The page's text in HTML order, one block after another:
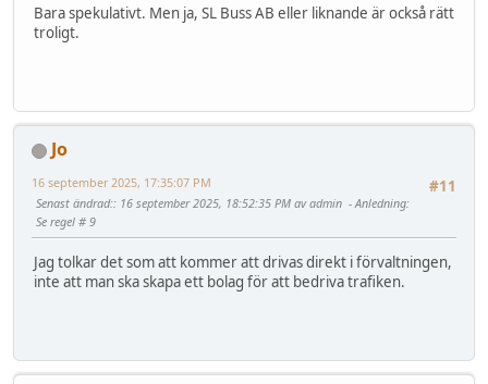
Bara spekulativt. Men ja, SL Buss AB eller liknande är också rätt
troligt.
Jo
#11
16 september 2025, 17:35:07 PM
Senast ändrad:: 16 september 2025, 18:52:35 PM av admin Anledning:
Se regel # 9
Jag tolkar det som att kommer att drivas direkt i förvaltningen,
inte att man ska skapa ett bolag för att bedriva trafiken.